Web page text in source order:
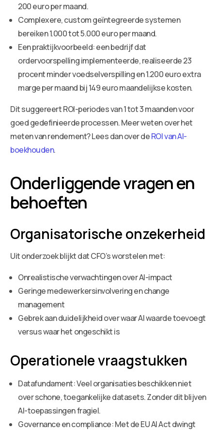
200 euro per maand.
Complexere, custom geïntegreerde systemen
bereiken 1.000 tot 5.000 euro per maand.
Een praktijkvoorbeeld: een bedrijf dat
ordervoorspelling implementeerde, realiseerde 23
procent minder voedselverspilling en 1.200 euro extra
marge per maand bij 149 euro maandelijkse kosten.
Dit suggereert ROI-periodes van 1 tot 3 maanden voor
goed gedefinieerde processen. Meer weten over het
meten van rendement? Lees dan over deROI van AI-
boekhouden.
Onderliggende vragen en
behoeften
Organisatorische onzekerheid
Uit onderzoek blijkt dat CFO’s worstelen met:
Onrealistische verwachtingen over AI-impact
Geringe medewerkersinvolvering en change
management
Gebrek aan duidelijkheid over waar AI waarde toevoegt
versus waar het ongeschikt is
Operationele vraagstukken
Datafundament: Veel organisaties beschikken niet
over schone, toegankelijke datasets. Zonder dit blijven
AI-toepassingen fragiel.
Governance en compliance: Met de EU AI Act dwingt